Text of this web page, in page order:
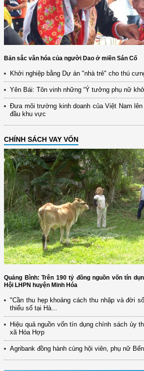
Bản sắc văn hóa của người Dao ở miền Sán Cố
Khởi nghiệp bằng Dự án "nhà trẻ" cho thú
Yên Bái: Tôn vinh những “Ý tưởng phụ nữ
Đưa môi trường kinh doanh của Việt Nam
đầu khu vực
CHÍNH SÁCH VAY VỐN
Quảng Bình: Trên 190 tỷ đồng nguồn vốn tín
Hội LHPN huyện Minh Hóa
"Cần thu hẹp khoảng cách thu nhập và đời
thiểu số tại Hà...
Hiệu quả nguồn vốn tín dụng chính sách ủy
xã Hóa Hợp
Agribank đồng hành cùng hội viên, phụ nữ